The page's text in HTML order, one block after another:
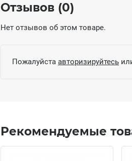
Отзывов (0)
Нет отзывов об этом товаре.
Пожалуйста авторизируйтесь
Рекомендуемые